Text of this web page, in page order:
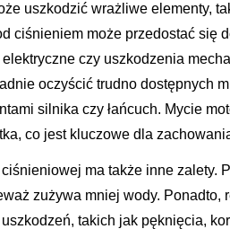
uszkodzić wrażliwe elementy,
ciśnieniem może przedostać się
czy uszkodzenia
oczyścić trudno dostępnych
silnika czy łańcuch. Mycie
co jest kluczowe dla
ma także inne zalety.
zużywa mniej wody. Ponadto,
takich jak pęknięcia,